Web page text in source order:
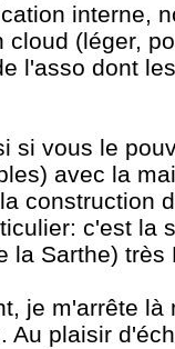
interne,
cloud (léger,
l'asso dont
si vous le
avec la
construction
c'est la
la Sarthe) très
je m'arrête
Au plaisir